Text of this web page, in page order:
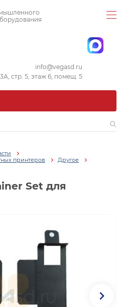
info@vegasd.ru
стр. 5, этаж 6, помещ. 5
принтеров
Другое
Set для